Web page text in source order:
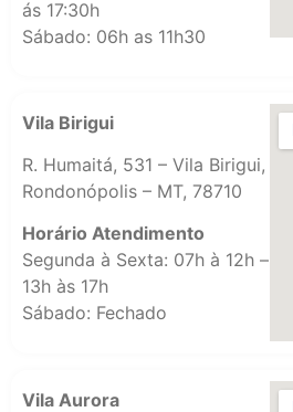
ás 17:30h
Sábado: 06h as 11h30
Vila Birigui
R. Humaitá, 531 – Vila Birigui,
Rondonópolis – MT, 78710
Horário Atendimento
Segunda à Sexta: 07h à 12h –
13h às 17h
Sábado: Fechado
Vila Aurora